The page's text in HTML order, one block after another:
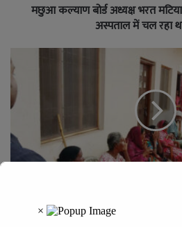
मछुआ कल्याण बोर्ड अध्यक्ष भरत
अस्पताल में चल रहा
राष्ट्रीय मानव अधिकार आयोग के
जशपुर में वृद्धाश्रम एवं नशामुक्ति